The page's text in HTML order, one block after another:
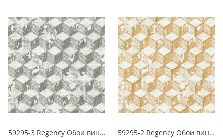
59295-3 Regency Обои виниловые на бумажной основе 1.06*15.5 59295-2 Regency Обои виниловые на бумажной основе 1.06*15.5